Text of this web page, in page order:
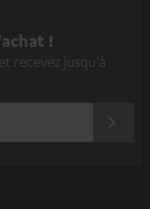
!
recevez jusqu'à